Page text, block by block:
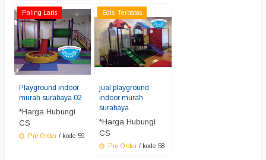
Paling Laris
Playground indoor
murah surabaya 02
*Harga Hubungi
CS
Pre Order / kode 59
Edisi Terbatas
jual playground
indoor murah
surabaya
*Harga Hubungi
CS
Pre Order / kode 58